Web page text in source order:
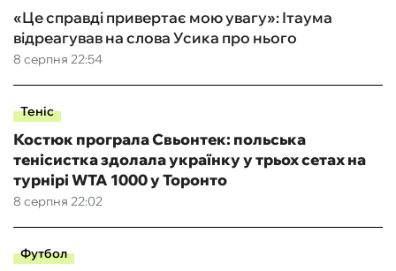
8 серпня 22:54
«Це справді привертає мою увагу»: Ітаума
відреагував на слова Усика про нього
Теніс
8 серпня 22:02
Костюк програла Свьонтек: польська
тенісистка здолала українку у трьох сетах на
турнірі WTA 1000 у Торонто
Футбол